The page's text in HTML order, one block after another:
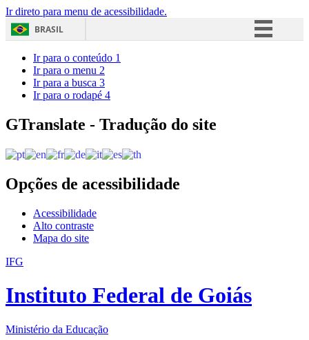
Ir direto para menu de acessibilidade.
BRASIL
Acesso à informação
Ir para o conteúdo 1
Ir para o menu 2
Ir para a busca 3
Ir para o rodapé 4
GTranslate - Tradução do site
Opções de acessibilidade
Acessibilidade
Alto contraste
Mapa do site
IFG
Instituto Federal de Goiás
Ministério da Educação